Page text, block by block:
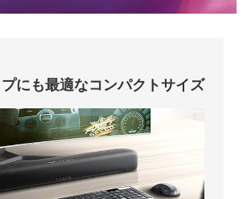
にも最適なコンパクトサイズ